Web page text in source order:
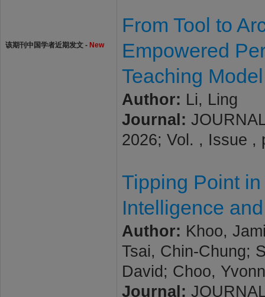
该期刊中国学者近期发文 - New
From Tool to
Empowered
Teaching
Author: Li, Ling
Journal:
2026; Vol. , Issue ,
Tipping Point
Intelligence
Author: Khoo,
Tsai, Chin-Chung;
David; Choo,
Journal: